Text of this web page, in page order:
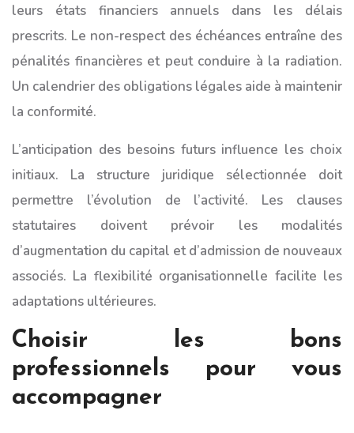
leurs états financiers annuels dans les délais
prescrits. Le non-respect des échéances entraîne des
pénalités financières et peut conduire à la radiation.
Un calendrier des obligations légales aide à maintenir
la conformité.
L’anticipation des besoins futurs influence les choix
initiaux. La structure juridique sélectionnée doit
permettre l’évolution de l’activité. Les clauses
statutaires doivent prévoir les modalités
d’augmentation du capital et d’admission de nouveaux
associés. La flexibilité organisationnelle facilite les
adaptations ultérieures.
Choisir les bons
professionnels pour vous
accompagner